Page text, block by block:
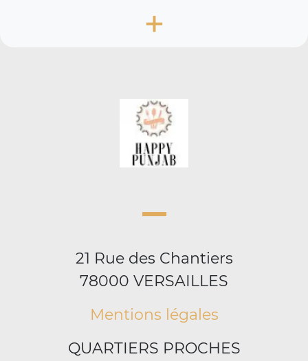
+
21 Rue des Chantiers
78000 VERSAILLES
Mentions légales
QUARTIERS PROCHES